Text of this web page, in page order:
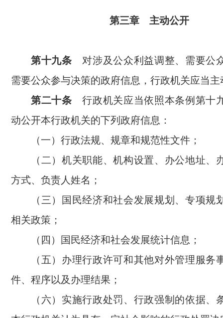
第三章 主动公开
第十九条 对涉及公众利益调整、需要公
需要公众参与决策的政府信息，行政机关应当主
第二十条 行政机关应当依照本条例第十
动公开本行政机关的下列政府信息：
（一）行政法规、规章和规范性文件；
（二）机关职能、机构设置、办公地址、
方式、负责人姓名；
（三）国民经济和社会发展规划、专项规
相关政策；
（四）国民经济和社会发展统计信息；
（五）办理行政许可和其他对外管理服务
件、程序以及办理结果；
（六）实施行政处罚、行政强制的依据、